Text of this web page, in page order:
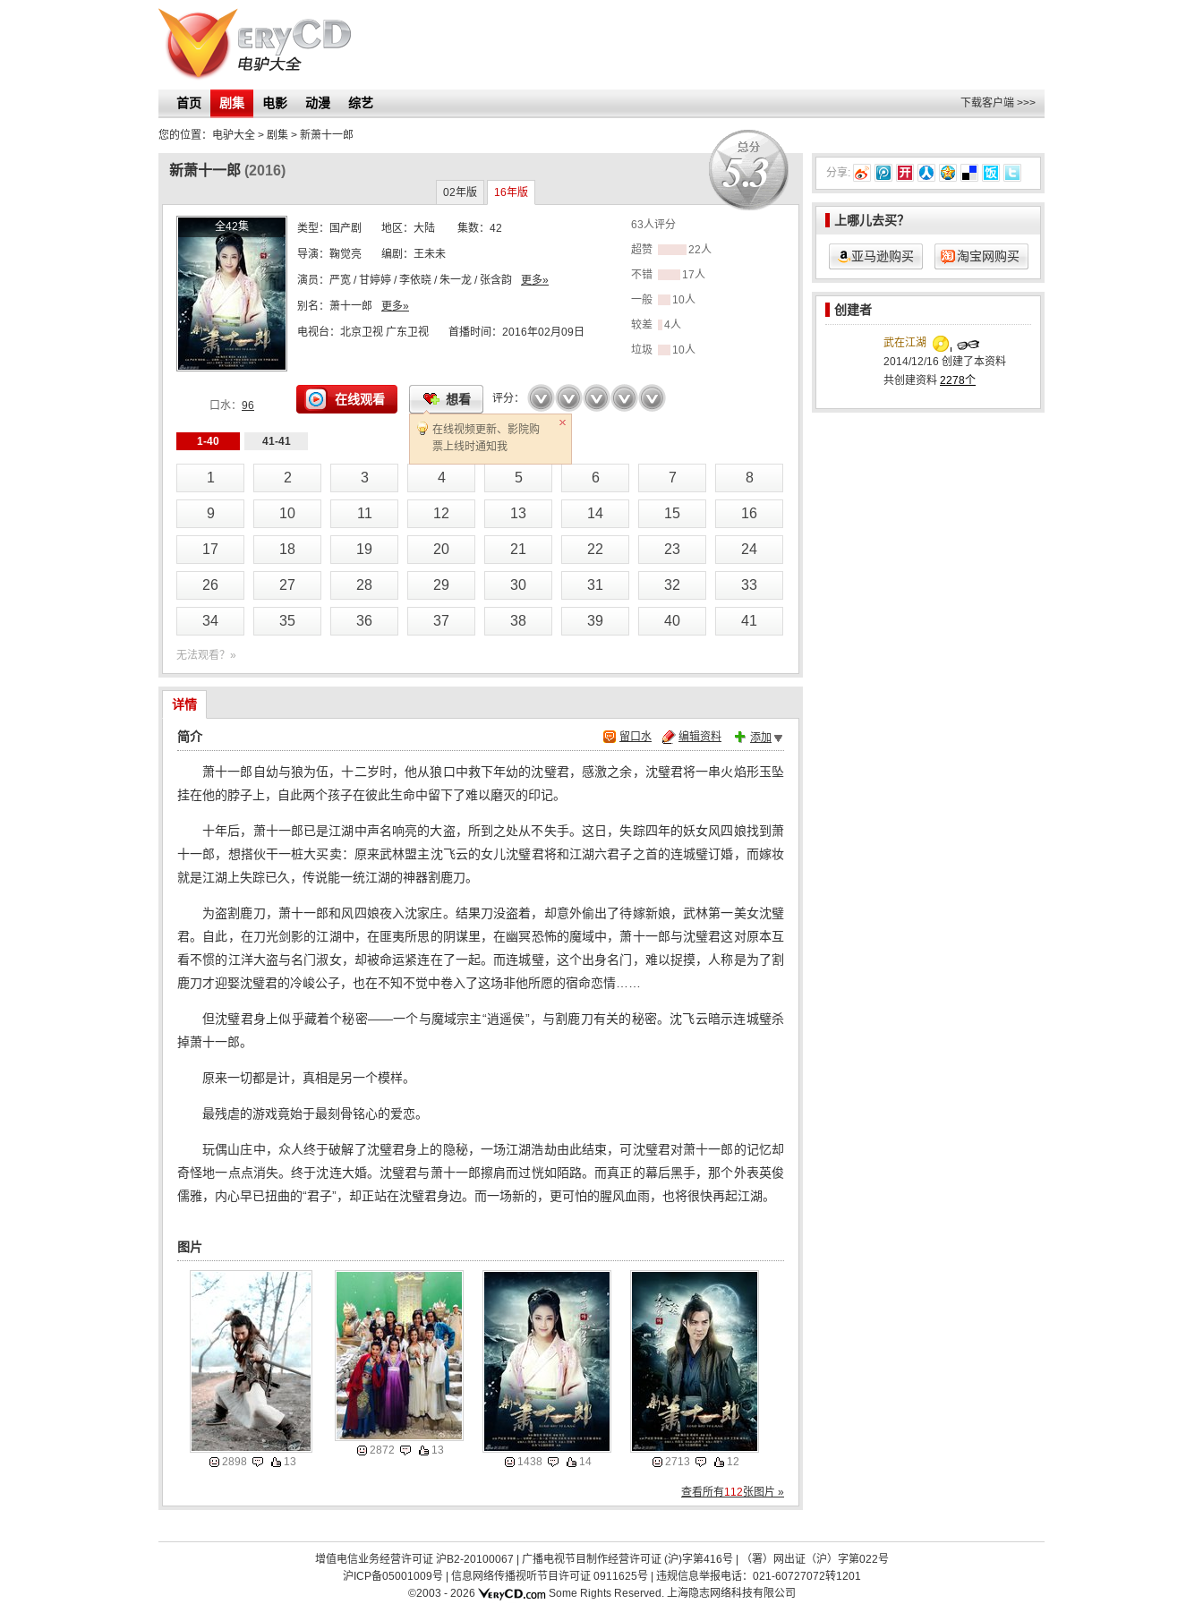
首页 剧集 电影 动漫 综艺 下载客户端 >>>
您的位置： 电驴大全 > 剧集 > 新萧十一郎
新萧十一郎 (2016)
02年版 16年版
全42集 类型： 国产剧 地区： 大陆 集数： 42
导演： 鞠觉亮 编剧： 王未未
演员： 严宽 / 甘婷婷 / 李依晓 / 朱一龙 / 张含韵 更多»
别名： 萧十一郎 更多»
电视台： 北京卫视 广东卫视 首播时间： 2016年02月09日
63人评分
超赞
22人
不错
17人
一般
10人
较差
4人
垃圾
10人
口水： 96 在线观看 想看
在线视频更新、影院购
票上线时通知我
评分：
☆ ☆ ☆ ☆ ☆
1-40 41-41
1 2 3 4 5 6 7 8
9 10 11 12 13 14 15 16
17 18 19 20 21 22 23 24
26 27 28 29 30 31 32 33
34 35 36 37 38 39 40 41
无法观看？»
5.3
详情
简介 添加
编辑资料
留口水
萧十一郎自幼与狼为伍，十二岁时，他从狼口中救下年幼的沈璧君，感激之余，沈璧君将一串火焰形玉坠
挂在他的脖子上，自此两个孩子在彼此生命中留下了难以磨灭的印记。
十年后，萧十一郎已是江湖中声名响亮的大盗，所到之处从不失手。这日，失踪四年的妖女风四娘找到萧
十一郎，想搭伙干一桩大买卖：原来武林盟主沈飞云的女儿沈璧君将和江湖六君子之首的连城璧订婚，而嫁妆
就是江湖上失踪已久，传说能一统江湖的神器割鹿刀。
为盗割鹿刀，萧十一郎和风四娘夜入沈家庄。结果刀没盗着，却意外偷出了待嫁新娘，武林第一美女沈璧
君。自此，在刀光剑影的江湖中，在匪夷所思的阴谋里，在幽冥恐怖的魔域中，萧十一郎与沈璧君这对原本互
看不惯的江洋大盗与名门淑女，却被命运紧连在了一起。而连城璧，这个出身名门，难以捉摸，人称是为了割
鹿刀才迎娶沈璧君的冷峻公子，也在不知不觉中卷入了这场非他所愿的宿命恋情……
但沈璧君身上似乎藏着个秘密——一个与魔域宗主“逍遥侯”，与割鹿刀有关的秘密。沈飞云暗示连城璧杀
掉萧十一郎。
原来一切都是计，真相是另一个模样。
最残虐的游戏竟始于最刻骨铭心的爱恋。
玩偶山庄中，众人终于破解了沈璧君身上的隐秘，一场江湖浩劫由此结束，可沈璧君对萧十一郎的记忆却
奇怪地一点点消失。终于沈连大婚。沈璧君与萧十一郎擦肩而过恍如陌路。而真正的幕后黑手，那个外表英俊
儒雅，内心早已扭曲的“君子”，却正站在沈璧君身边。而一场新的，更可怕的腥风血雨，也将很快再起江湖。
图片
2898 13
2872
13
1438
14 2713 12
查看所有112张图片 »
分享:
上哪儿去买？
亚马逊购买 淘宝网购买
创建者
武在江湖
2014/12/16 创建了本资料
共创建资料 2278个
增值电信业务经营许可证 沪B2-20100067 广播电视节目制作经营许可证 (沪)字第416号| （署）网出证（沪）字第022号
沪ICP备05001009号| 信息网络传播视听节目许可证 0911625号| 违规信息举报电话：021-60727072转1201
©2003 - 2026 Some Rights Reserved.上海隐志网络科技有限公司